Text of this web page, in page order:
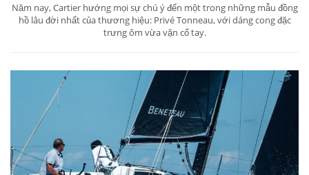
Năm nay, Cartier hướng mọi sự chú ý đến một trong những mẫu đồng
hồ lâu đời nhất của thương hiệu: Privé Tonneau, với dáng cong đặc
trưng ôm vừa vặn cổ tay.